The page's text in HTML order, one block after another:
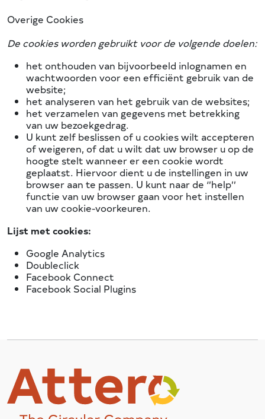
Overige Cookies
De cookies worden gebruikt voor de volgende doelen:
het onthouden van bijvoorbeeld inlognamen en
wachtwoorden voor een efficiënt gebruik van de
website;
het analyseren van het gebruik van de websites;
het verzamelen van gegevens met betrekking
van uw bezoekgedrag.
U kunt zelf beslissen of u cookies wilt accepteren
of weigeren, of dat u wilt dat uw browser u op de
hoogte stelt wanneer er een cookie wordt
geplaatst. Hiervoor dient u de instellingen in uw
browser aan te passen. U kunt naar de ‘’help’’
functie van uw browser gaan voor het instellen
van uw cookie-voorkeuren.
Lijst met cookies:
Google Analytics
Doubleclick
Facebook Connect
Facebook Social Plugins